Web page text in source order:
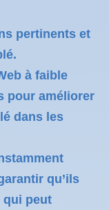
pertinents et
à faible
pour améliorer
dans les
qu’ils
qui peut